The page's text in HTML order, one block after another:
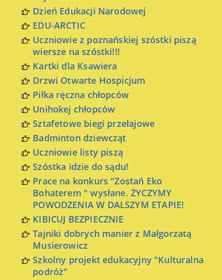
Dzień Edukacji Narodowej
EDU-ARCTIC
Uczniowie z poznańskiej szóstki piszą
wiersze na szóstki!!!
Kartki dla Ksawiera
Drzwi Otwarte Hospicjum
Piłka ręczna chłopców
Unihokej chłopców
Sztafetowe biegi przełajowe
Badminton dziewcząt
Uczniowie listy piszą
Szóstka idzie do sądu!
Prace na konkurs "Zostań Eko
Bohaterem " wysłane. ŻYCZYMY
POWODZENIA W DALSZYM ETAPIE!
KIBICUJ BEZPIECZNIE
Tajniki dobrych manier z Małgorzatą
Musierowicz
Szkolny projekt edukacyjny "Kulturalna
podróż"